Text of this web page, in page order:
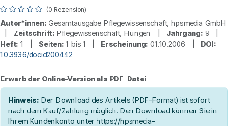
(0 Rezension)
Autor*innen: Gesamtausgabe Pflegewissenschaft, hpsmedia GmbH
Zeitschrift: Pflegewissenschaft, Hungen | Jahrgang: 9 |
Heft: 1 | Seiten: 1 bis 1 | Erscheinung: 01.10.2006 | DOI:
10.3936/docid200442
Erwerb der Online-Version als PDF-Datei
Hinweis: Der Download des Artikels (PDF-Format) ist sofort
nach dem Kauf/Zahlung möglich. Den Download können Sie in
Ihrem Kundenkonto unter https://hpsmedia-